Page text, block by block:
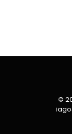
©